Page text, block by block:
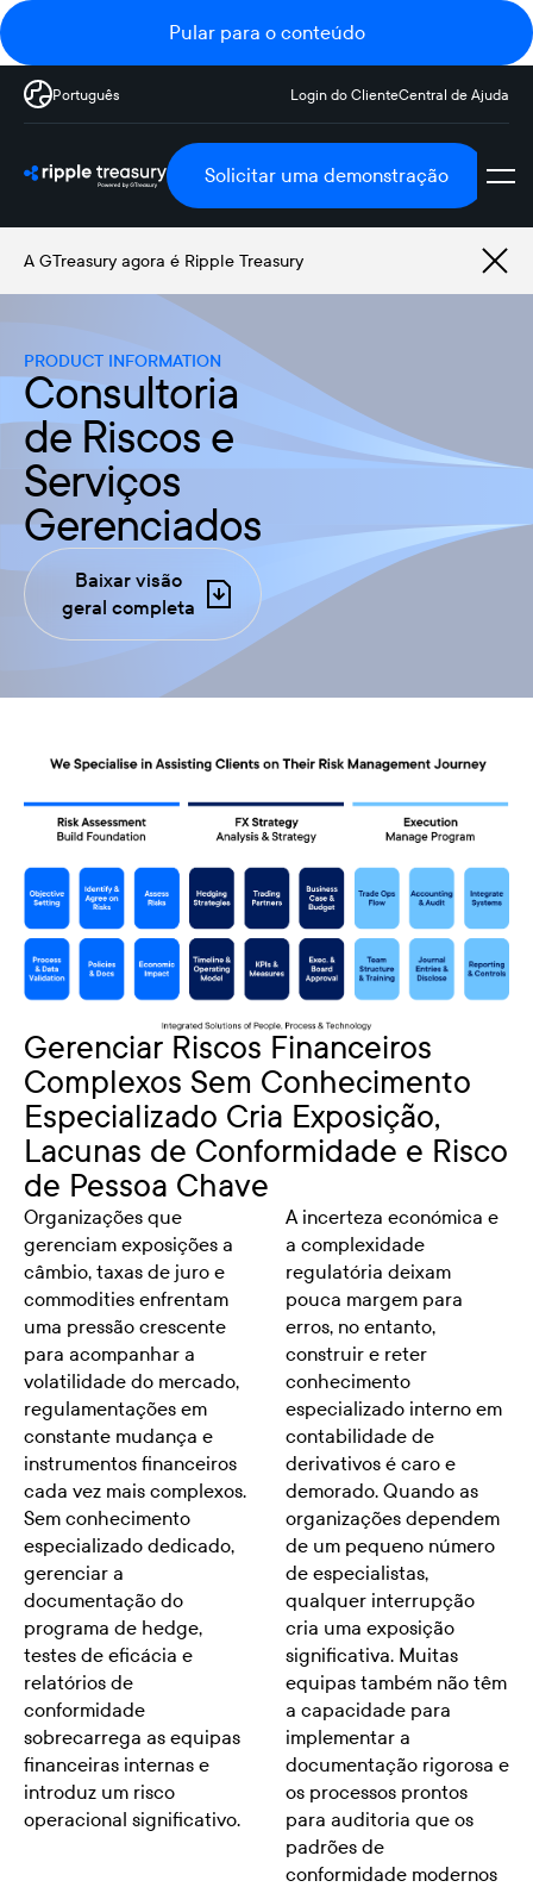
Pular para o conteúdo
Português Login do ClienteCentral de Ajuda
Solicitar uma demonstração
A GTreasury agora é Ripple Treasury
PRODUCT INFORMATION
Consultoria
de Riscos e
Serviços
Gerenciados
Baixar visão
geral completa
Gerenciar Riscos Financeiros
Complexos Sem Conhecimento
Especializado Cria Exposição,
Lacunas de Conformidade e Risco
de Pessoa Chave
Organizações que
gerenciam exposições a
câmbio, taxas de juro e
commodities enfrentam
uma pressão crescente
para acompanhar a
volatilidade do mercado,
regulamentações em
constante mudança e
instrumentos financeiros
cada vez mais complexos.
Sem conhecimento
especializado dedicado,
gerenciar a
documentação do
programa de hedge,
testes de eficácia e
relatórios de
conformidade
sobrecarrega as equipas
financeiras internas e
introduz um risco
operacional significativo.
A incerteza económica e
a complexidade
regulatória deixam
pouca margem para
erros, no entanto,
construir e reter
conhecimento
especializado interno em
contabilidade de
derivativos é caro e
demorado. Quando as
organizações dependem
de um pequeno número
de especialistas,
qualquer interrupção
cria uma exposição
significativa. Muitas
equipas também não têm
a capacidade para
implementar a
documentação rigorosa e
os processos prontos
para auditoria que os
padrões de
conformidade modernos